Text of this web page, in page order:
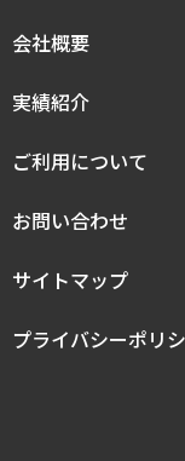
会社概要
実績紹介
ご利用について
お問い合わせ
サイトマップ
プライバシーポリ